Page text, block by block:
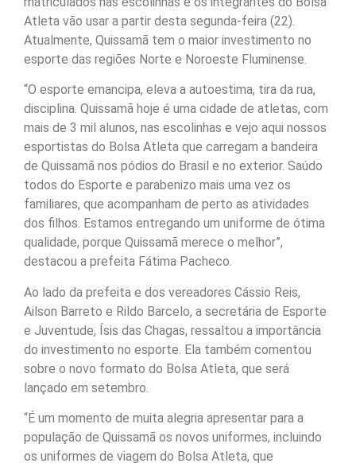
Atleta vão usar a partir desta segunda-feira (22).
Atualmente, Quissamã tem o maior investimento no
esporte das regiões Norte e Noroeste Fluminense.
“O esporte emancipa, eleva a autoestima, tira da rua,
disciplina. Quissamã hoje é uma cidade de atletas, com
mais de 3 mil alunos, nas escolinhas e vejo aqui nossos
esportistas do Bolsa Atleta que carregam a bandeira
de Quissamã nos pódios do Brasil e no exterior. Saúdo
todos do Esporte e parabenizo mais uma vez os
familiares, que acompanham de perto as atividades
dos filhos. Estamos entregando um uniforme de ótima
qualidade, porque Quissamã merece o melhor”,
destacou a prefeita Fátima Pacheco.
Ao lado da prefeita e dos vereadores Cássio Reis,
Ailson Barreto e Rildo Barcelo, a secretária de Esporte
e Juventude, Ísis das Chagas, ressaltou a importância
do investimento no esporte. Ela também comentou
sobre o novo formato do Bolsa Atleta, que será
lançado em setembro.
“É um momento de muita alegria apresentar para a
população de Quissamã os novos uniformes, incluindo
os uniformes de viagem do Bolsa Atleta, que